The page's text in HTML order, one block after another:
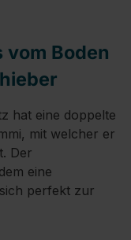
Boden
hat eine doppelte
mit welcher er
Der
eine
perfekt zur